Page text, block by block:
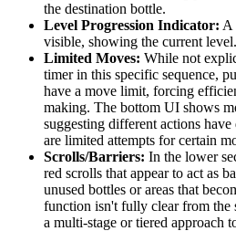
the destination bottle.
Level Progression Indicator: A
visible, showing the current level.
Limited Moves: While not
timer in this specific sequence,
have a move limit, forcing
making. The bottom UI shows
suggesting different actions
are limited attempts for certain
Scrolls/Barriers: In the lower
red scrolls that appear to act as
unused bottles or areas that
function isn't fully clear from the
a multi-stage or tiered approach